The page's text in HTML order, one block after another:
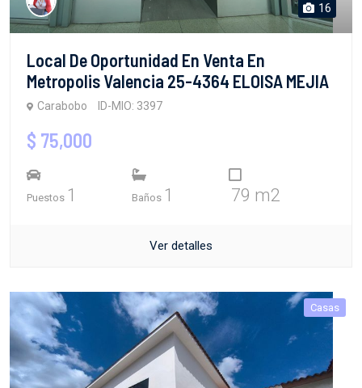
16
Local De Oportunidad En Venta En
Metropolis Valencia 25-4364 ELOISA MEJIA
Carabobo ID-MIO: 3397
$ 75,000
Puestos 1 Baños 1 79 m2
Ver detalles
Casas